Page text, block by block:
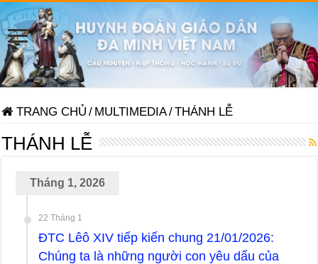
TRANG CHỦ / MULTIMEDIA/THÁNH LỄ
THÁNH LỄ
Tháng 1, 2026
22 Tháng 1
ĐTC Lêô XIV tiếp kiến chung 21/01/2026:
Chúng ta là những người con yêu dấu của